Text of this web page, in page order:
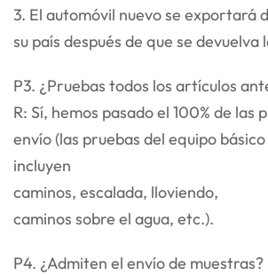
3. El automóvil nuevo se exportará
su país después de que se devuelva
P3. ¿Pruebas todos los artículos
R: Sí, hemos pasado el 100% de las
envío (las pruebas del equipo
incluyen
caminos, escalada, lloviendo,
caminos sobre el agua, etc.).
P4. ¿Admiten el envío de muestras?